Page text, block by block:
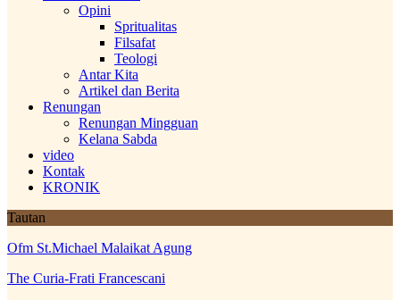
Opini
Spritualitas
Filsafat
Teologi
Antar Kita
Artikel dan Berita
Renungan
Renungan Mingguan
Kelana Sabda
video
Kontak
KRONIK
Tautan
Ofm St.Michael Malaikat Agung
The Curia-Frati Francescani